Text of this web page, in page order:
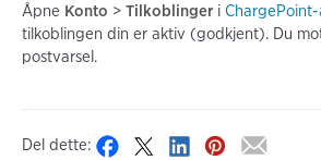
Åpne Konto > Tilkoblinger i
tilkoblingen din er aktiv (godkjent). Du
postvarsel.
Del dette: